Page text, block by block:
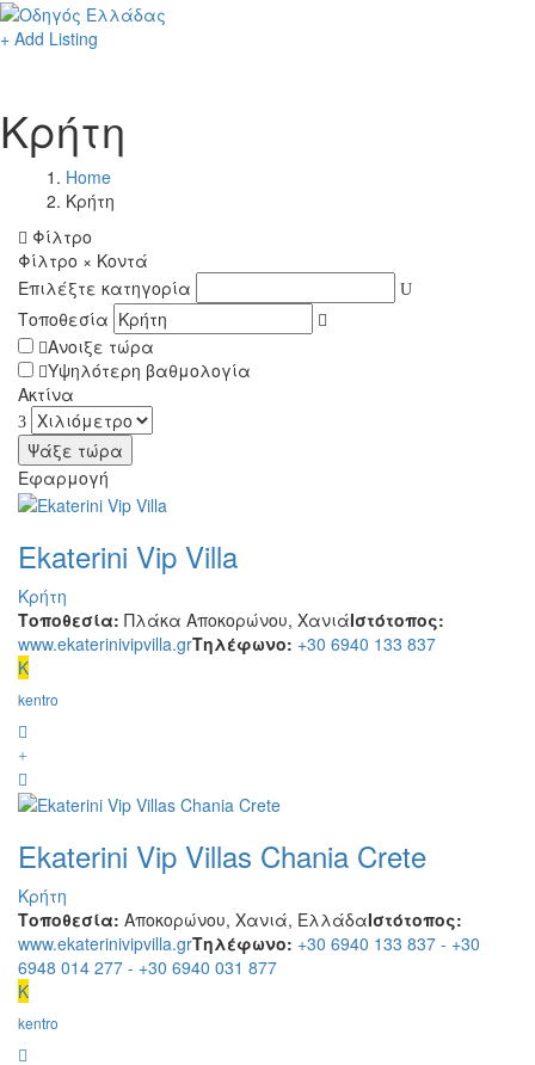
+ Add Listing
Κρήτη
Home
Κρήτη
Φίλτρο
Φίλτρο × Κοντά
Επιλέξτε κατηγορία
Τοποθεσία
Ανοιξε τώρα
Υψηλότερη βαθμολογία
Ακτίνα
Εφαρμογή
Ekaterini Vip Villa
Κρήτη
Τοποθεσία: Πλάκα Αποκορώνου, ΧανιάΙστότοπος:
www.ekaterinivipvilla.grΤηλέφωνο: +30 6940 133 837
K
kentro
Ekaterini Vip Villas Chania Crete
Κρήτη
Τοποθεσία: Αποκορώνου, Χανιά, ΕλλάδαΙστότοπος:
www.ekaterinivipvilla.grΤηλέφωνο: +30 6940 133 837 - +30
6948 014 277 - +30 6940 031 877
K
kentro